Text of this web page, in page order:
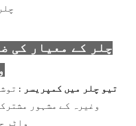
تیو چلر میں کمپریسر :
وغیرہ کے مشہور